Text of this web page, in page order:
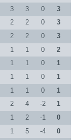
3 3 0
3
2 2 0
3
2 2 0
3
1 1 0
2
1 1 0
1
1 1 0
1
1 1 0
1
2 4 -2
1
1 2 -1
0
1 5 -4
0